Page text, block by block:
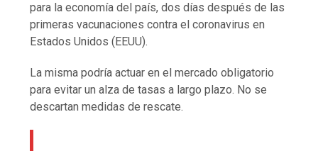
para la economía del país, dos días después de las
primeras vacunaciones contra el coronavirus en
Estados Unidos (EEUU).
La misma podría actuar en el mercado obligatorio
para evitar un alza de tasas a largo plazo. No se
descartan medidas de rescate.